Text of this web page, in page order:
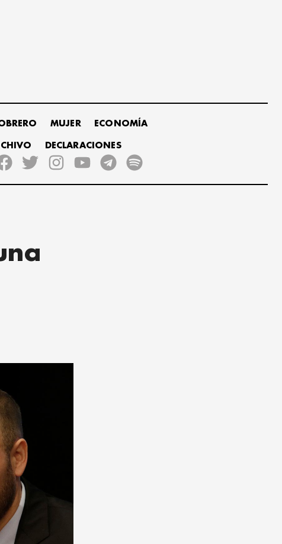
MUJER ECONOMÍA
DECLARACIONES